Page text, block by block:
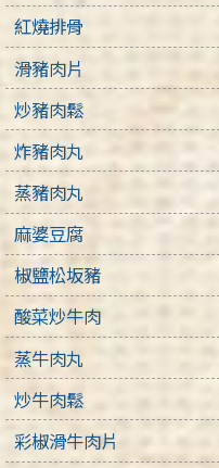
紅燒排骨
滑豬肉片
炒豬肉鬆
炸豬肉丸
蒸豬肉丸
麻婆豆腐
椒鹽松坂豬
酸菜炒牛肉
蒸牛肉丸
炒牛肉鬆
彩椒滑牛肉片